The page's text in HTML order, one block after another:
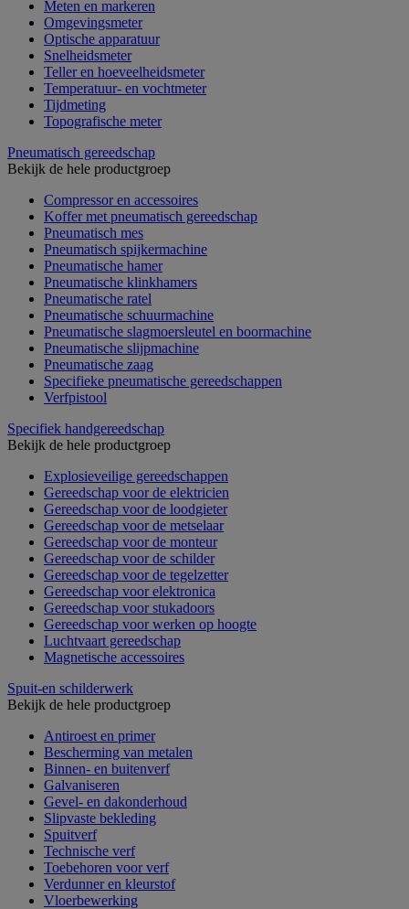
Meten en markeren
Omgevingsmeter
Optische apparatuur
Snelheidsmeter
Teller en hoeveelheidsmeter
Temperatuur- en vochtmeter
Tijdmeting
Topografische meter
Pneumatisch gereedschap
Bekijk de hele productgroep
Compressor en accessoires
Koffer met pneumatisch gereedschap
Pneumatisch mes
Pneumatisch spijkermachine
Pneumatische hamer
Pneumatische klinkhamers
Pneumatische ratel
Pneumatische schuurmachine
Pneumatische slagmoersleutel en boormachine
Pneumatische slijpmachine
Pneumatische zaag
Specifieke pneumatische gereedschappen
Verfpistool
Specifiek handgereedschap
Bekijk de hele productgroep
Explosieveilige gereedschappen
Gereedschap voor de elektricien
Gereedschap voor de loodgieter
Gereedschap voor de metselaar
Gereedschap voor de monteur
Gereedschap voor de schilder
Gereedschap voor de tegelzetter
Gereedschap voor elektronica
Gereedschap voor stukadoors
Gereedschap voor werken op hoogte
Luchtvaart gereedschap
Magnetische accessoires
Spuit-en schilderwerk
Bekijk de hele productgroep
Antiroest en primer
Bescherming van metalen
Binnen- en buitenverf
Galvaniseren
Gevel- en dakonderhoud
Slipvaste bekleding
Spuitverf
Technische verf
Toebehoren voor verf
Verdunner en kleurstof
Vloerbewerking